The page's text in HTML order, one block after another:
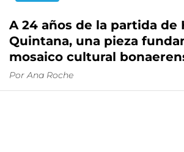
A 24 años de la partida de
Quintana, una pieza
mosaico cultural
Por Ana Roche